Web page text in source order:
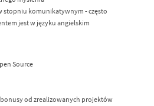
stopniu komunikatywnym - często
jest w języku angielskim
Source
od zrealizowanych projektów